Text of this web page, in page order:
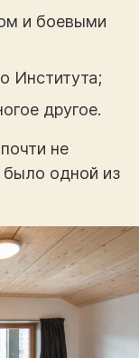
и боевыми
Института;
другое.
не
было одной из